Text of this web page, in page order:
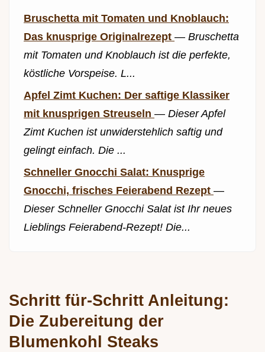
Bruschetta mit Tomaten und Knoblauch:
Das knusprige Originalrezept — Bruschetta
mit Tomaten und Knoblauch ist die perfekte,
köstliche Vorspeise. L...
Apfel Zimt Kuchen: Der saftige Klassiker
mit knusprigen Streuseln — Dieser Apfel
Zimt Kuchen ist unwiderstehlich saftig und
gelingt einfach. Die ...
Schneller Gnocchi Salat: Knusprige
Gnocchi, frisches Feierabend Rezept —
Dieser Schneller Gnocchi Salat ist Ihr neues
Lieblings Feierabend-Rezept! Die...
Schritt für-Schritt Anleitung:
Die Zubereitung der
Blumenkohl Steaks